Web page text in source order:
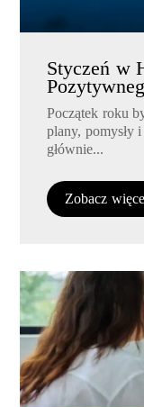
Styczeń w
Początek roku
plany, pomysły
głównie...
Zobacz